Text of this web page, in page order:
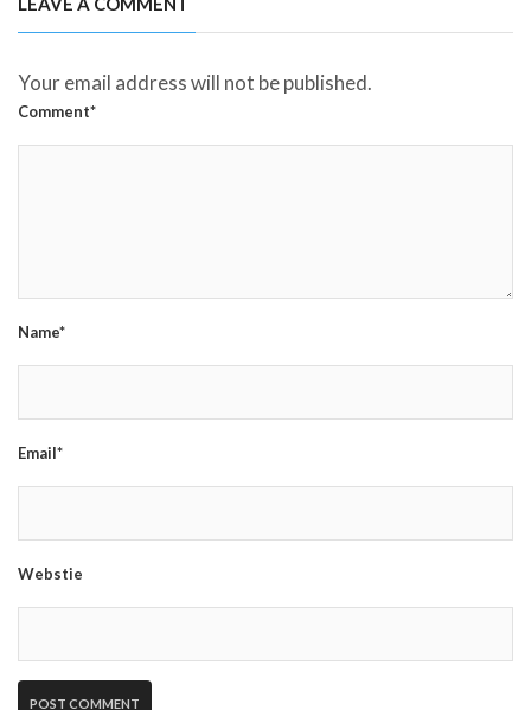
Your email address will not be published.
Comment*
Name*
Email*
Webstie